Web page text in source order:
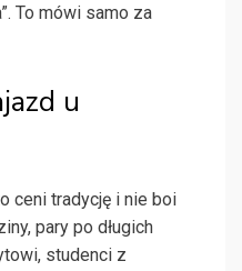
To mówi samo za
u
ceni tradycję i nie boi
pary po długich
studenci z